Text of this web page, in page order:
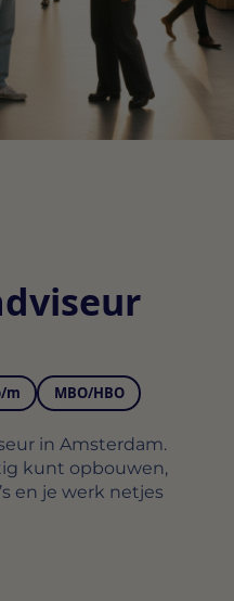
m MBO/HBO
in Amsterdam.
kunt opbouwen,
en je werk netjes